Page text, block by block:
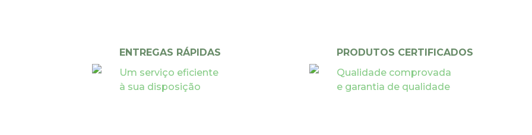
ENTREGAS RÁPIDAS
Um serviço eficiente
à sua disposição
PRODUTOS CERTIFICADOS
Qualidade comprovada
e garantia de qualidade